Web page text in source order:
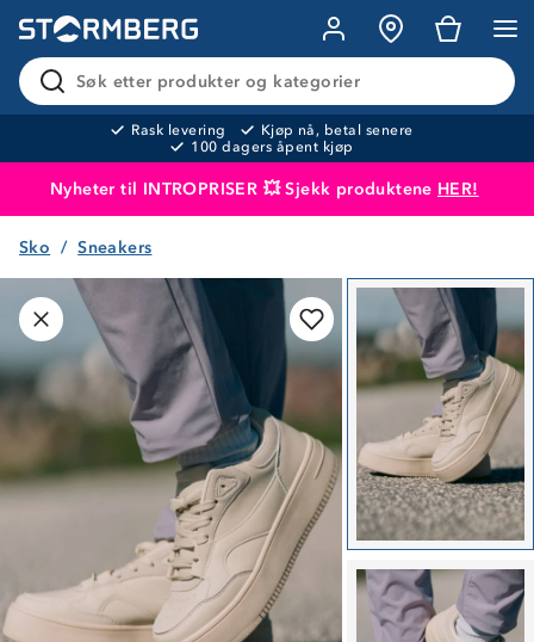
Søk etter produkter og kategorier
Rask levering
Kjøp nå, betal senere
100 dagers åpent kjøp
Nyheter til INTROPRISER 💥 Sjekk produktene HER!
Produktet er lagt i handlekurven
Sko Sneakers